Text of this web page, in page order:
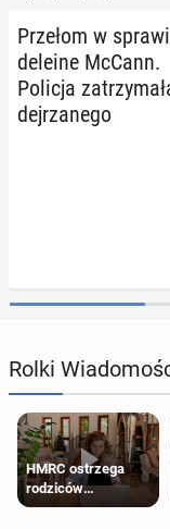
Przełom w
de­le­ine McCann.
Policja
dej­rza­ne­go
Rolki
HMRC ostrzega
rodziców
pobierających Child